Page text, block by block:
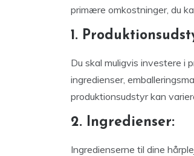
primære omkostninger, du
1.
Du skal muligvis investere i
ingredienser,
produktionsudstyr kan
2. Ingredienser:
Ingredienserne til dine